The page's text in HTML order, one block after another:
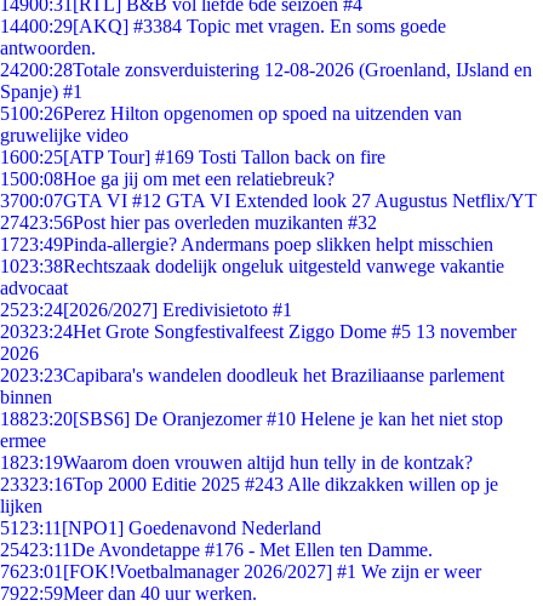
14900:31 [RTL] B&B vol liefde 6de seizoen #4
14400:29[AKQ] #3384 Topic met vragen. En soms goede
antwoorden.
24200:28Totale zonsverduistering 12-08-2026 (Groenland, IJsland en
Spanje) #1
5100:26Perez Hilton opgenomen op spoed na uitzenden van
gruwelijke video
1600:25[ATP Tour] #169 Tosti Tallon back on fire
1500:08Hoe ga jij om met een relatiebreuk?
3700:07GTA VI #12 GTA VI Extended look 27 Augustus Netflix/YT
27423:56Post hier pas overleden muzikanten #32
1723:49Pinda-allergie? Andermans poep slikken helpt misschien
1023:38Rechtszaak dodelijk ongeluk uitgesteld vanwege vakantie
advocaat
2523:24[2026/2027] Eredivisietoto #1
20323:24Het Grote Songfestivalfeest Ziggo Dome #5 13 november
2026
2023:23Capibara's wandelen doodleuk het Braziliaanse parlement
binnen
18823:20[SBS6] De Oranjezomer #10 Helene je kan het niet stop
ermee
1823:19Waarom doen vrouwen altijd hun telly in de kontzak?
23323:16Top 2000 Editie 2025 #243 Alle dikzakken willen op je
lijken
51 23:11 [NPO1] Goedenavond Nederland
25423:11De Avondetappe #176 - Met Ellen ten Damme.
7623:01 [FOK!Voetbalmanager 2026/2027] #1 We zijn er weer
7922:59Meer dan 40 uur werken.